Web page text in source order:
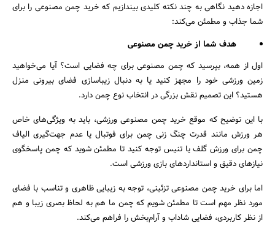
اجازه دهید نگاهی به چند نکته کلیدی بیندازیم که خرید چمن مصنوعی را برای
شما جذاب و مطمئن می‌کند:
هدف شما از خرید چمن مصنوعی
اول از همه، بپرسید که چمن مصنوعی برای چه فضایی است؟ آیا می‌خواهید
زمین ورزشی خود را مجهز کنید یا به دنبال زیباسازی فضای بیرونی منزل
هستید؟ این تصمیم نقش بزرگی در انتخاب نوع چمن دارد.
با این توضیح که موقع خرید چمن مصنوعی ورزشی، باید به ویژگی‌های خاص
هر ورزش مانند قدرت چنگ زنی چمن برای فوتبال یا عدم جهت‌گیری الیاف
چمن برای ورزش گلف یا تنیس توجه کنید تا مطمئن شوید که چمن پاسخگوی
نیازهای دقیق و استانداردهای بازی ورزشی است.
اما برای خرید چمن مصنوعی تزئینی، توجه به زیبایی ظاهری و تناسب با فضای
مورد نظر مهم است تا مطمئن شویم که چمن ما هم به لحاظ بصری زیبا و هم
از نظر کاربردی، فضایی شاداب و آرام‌بخش را فراهم می‌کند.